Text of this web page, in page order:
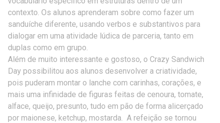
contexto. Os alunos aprenderam sobre como fazer um
sanduíche diferente, usando verbos e substantivos para
dialogar em uma atividade lúdica de parceria, tanto em
duplas como em grupo.
Além de muito interessante e gostoso, o Crazy Sandwich
Day possibilitou aos alunos desenvolver a criatividade,
pois puderam montar o lanche com carinhas, corações, e
mais uma infinidade de figuras feitas de cenoura, tomate,
alface, queijo, presunto, tudo em pão de forma alicerçado
por maionese, ketchup, mostarda. A refeição se tornou